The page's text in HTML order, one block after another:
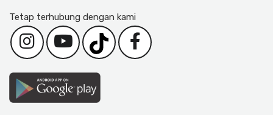
Tetap terhubung dengan kami